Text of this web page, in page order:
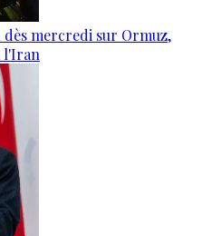
mercredi sur Ormuz,
l'Iran